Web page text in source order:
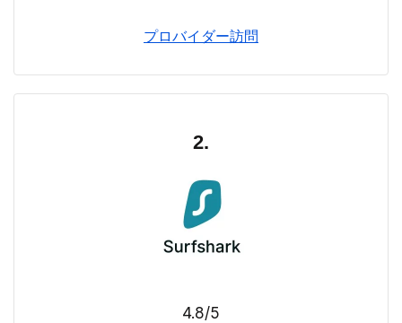
プロバイダー訪問
2.
4.8/5